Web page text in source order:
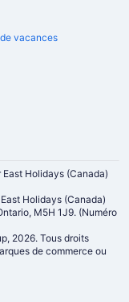
vacances
Holidays (Canada)
Holidays (Canada)
M5H 1J9. (Numéro
2026. Tous droits
de commerce ou